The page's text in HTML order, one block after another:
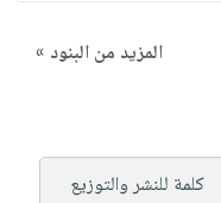
المزيد من البنود »
كلمة للنشر والتوزيع